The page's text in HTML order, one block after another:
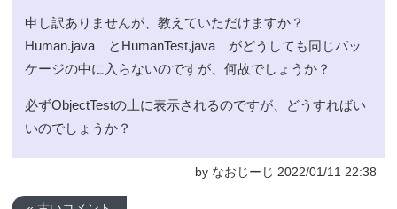
申し訳ありませんが、教えていただけますか？
Human.java とHumanTest,java がどうしても同じパッ
ケージの中に入らないのですが、何故でしょうか？
必ずObjectTestの上に表示されるのですが、どうすればい
いのでしょうか？
by なおじーじ 2022/01/11 22:38